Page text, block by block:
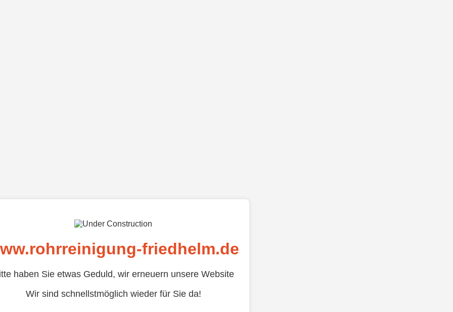
friedhelm.de
haben Sie etwas Geduld, wir erneuern unsere Website
Wir sind schnellstmöglich wieder für Sie da!